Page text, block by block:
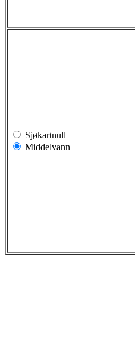
Sjøkartnull
Middelvann